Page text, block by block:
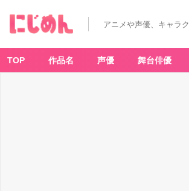
アニメや声優、キャラ
TOP 作品名 声優 舞台俳優